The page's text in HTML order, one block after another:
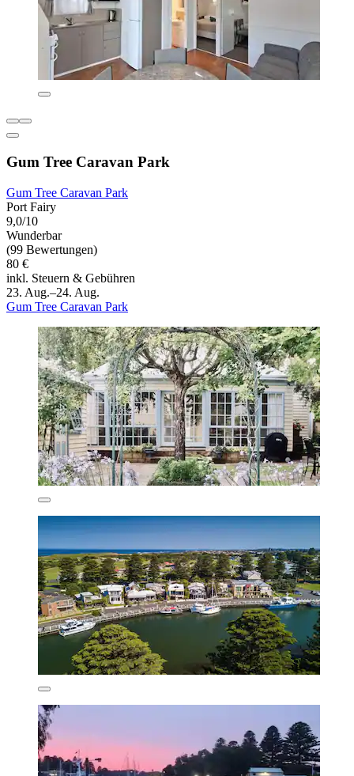
Gum Tree Caravan Park
Gum Tree Caravan Park
Port Fairy
9,0/10
Wunderbar
(99 Bewertungen)
80 €
inkl. Steuern & Gebühren
23. Aug.–24. Aug.
Gum Tree Caravan Park